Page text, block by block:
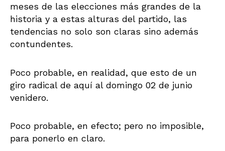
meses de las elecciones más grandes de la
historia y a estas alturas del partido, las
tendencias no solo son claras sino además
contundentes.
Poco probable, en realidad, que esto de un
giro radical de aquí al domingo 02 de junio
venidero.
Poco probable, en efecto; pero no imposible,
para ponerlo en claro.